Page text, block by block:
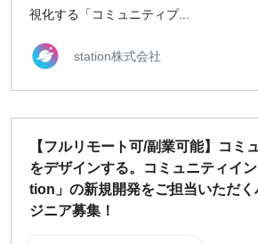
週5日
週3日
地域
東京
大阪
視化する「コミュニティプ...
station株式会社
【フルリモート可/副業可能】コミ
をデザインする。コミュニティイ
tion」の新規開発をご担当いただ
ジニア募集！